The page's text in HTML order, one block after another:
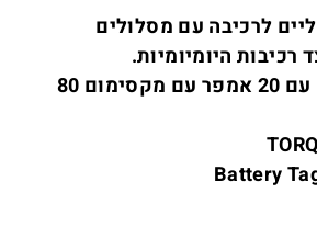
לרכיבה עם מסלולים
רכיבות היומיומיות.
סוללה: 48 וולט עם 20 אמפר עם מקסימום 80